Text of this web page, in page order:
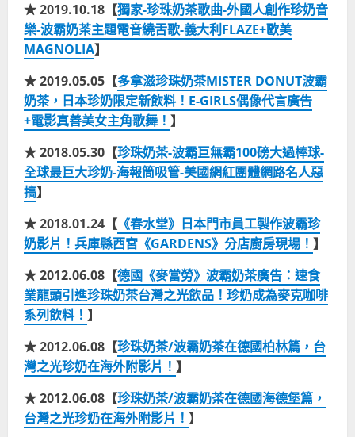
★ 2019.10.18【獨家-珍珠奶茶歌曲-外國人創作珍奶音
樂-波霸奶茶主題電音繞舌歌-義大利FLAZE+歐美
MAGNOLIA】
★ 2019.05.05【多拿滋珍珠奶茶MISTER DONUT波霸
奶茶，日本珍奶限定新飲料！E-GIRLS偶像代言廣告
+電影真善美女主角歌舞！ 】
★ 2018.05.30【珍珠奶茶-波霸巨無霸100磅大過棒球-
全球最巨大珍奶-海報筒吸管-美國網紅團體網路名人惡
搞】
★ 2018.01.24【 《春水堂》日本門市員工製作波霸珍
奶影片！兵庫縣西宮《GARDENS》分店廚房現場！ 】
★ 2012.06.08【德國《麥當勞》波霸奶茶廣告：速食
業龍頭引進珍珠奶茶台灣之光飲品！珍奶成為麥克咖啡
系列飲料！ 】
★ 2012.06.08【珍珠奶茶/波霸奶茶在德國柏林篇，台
灣之光珍奶在海外附影片！ 】
★ 2012.06.08【珍珠奶茶/波霸奶茶在德國海德堡篇，
台灣之光珍奶在海外附影片！ 】